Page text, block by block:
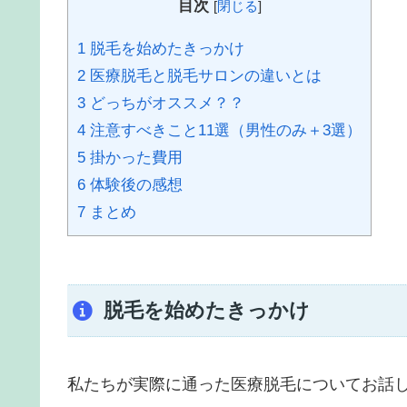
目次 [閉じる]
1 脱毛を始めたきっかけ
2 医療脱毛と脱毛サロンの違いとは
3 どっちがオススメ？？
4 注意すべきこと11選（男性のみ＋3選）
5 掛かった費用
6 体験後の感想
7 まとめ
脱毛を始めたきっかけ
私たちが実際に通った医療脱毛についてお話